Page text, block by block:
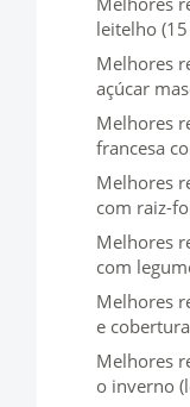
leitelho
Melhores
açúcar
Melhores
francesa
Melhores
com raiz-
Melhores
com
Melhores
e
Melhores
o inverno